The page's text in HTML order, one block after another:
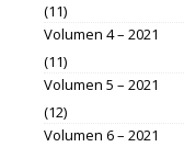
(11)
Volumen 4 – 2021
(11)
Volumen 5 – 2021
(12)
Volumen 6 – 2021